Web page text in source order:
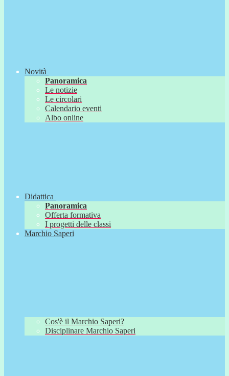
Novità
Panoramica
Le notizie
Le circolari
Calendario eventi
Albo online
Didattica
Panoramica
Offerta formativa
I progetti delle classi
Marchio Saperi
Cos'è il Marchio Saperi?
Disciplinare Marchio Saperi